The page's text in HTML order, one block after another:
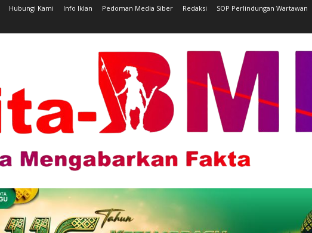
Hubungi Kami Info Iklan Pedoman Media Siber Redaksi SOP Perlindungan Wartawan